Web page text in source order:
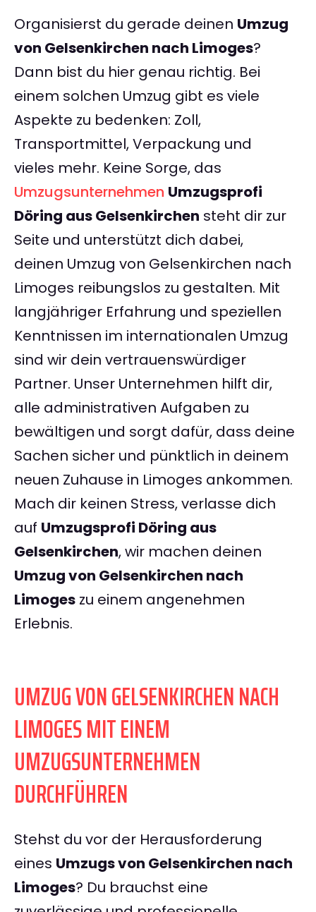
Organisierst du gerade deinen Umzug
von Gelsenkirchen nach Limoges?
Dann bist du hier genau richtig. Bei
einem solchen Umzug gibt es viele
Aspekte zu bedenken: Zoll,
Transportmittel, Verpackung und
vieles mehr. Keine Sorge, das
Umzugsunternehmen Umzugsprofi
Döring aus Gelsenkirchen steht dir zur
Seite und unterstützt dich dabei,
deinen Umzug von Gelsenkirchen nach
Limoges reibungslos zu gestalten. Mit
langjähriger Erfahrung und speziellen
Kenntnissen im internationalen Umzug
sind wir dein vertrauenswürdiger
Partner. Unser Unternehmen hilft dir,
alle administrativen Aufgaben zu
bewältigen und sorgt dafür, dass deine
Sachen sicher und pünktlich in deinem
neuen Zuhause in Limoges ankommen.
Mach dir keinen Stress, verlasse dich
auf Umzugsprofi Döring aus
Gelsenkirchen, wir machen deinen
Umzug von Gelsenkirchen nach
Limoges zu einem angenehmen
Erlebnis.
UMZUG VON GELSENKIRCHEN NACH
LIMOGES MIT EINEM
UMZUGSUNTERNEHMEN
DURCHFÜHREN
Stehst du vor der Herausforderung
eines Umzugs von Gelsenkirchen nach
Limoges? Du brauchst eine